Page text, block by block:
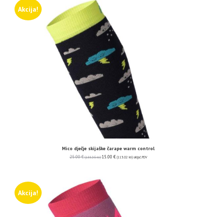
Akcija!
Mico dječje skijaške čarape warm control
25.00€ (188.36 kn) 15.00 € (113.02 kn) uključ. PDV
Akcija!